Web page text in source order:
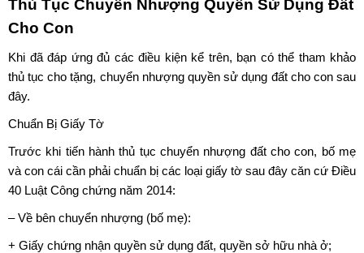
Thủ Tục Chuyển Nhượng Quyền Sử Dụng Đất
Cho Con
Khi đã đáp ứng đủ các điều kiện kể trên, bạn có thể tham khảo
thủ tục cho tặng, chuyển nhượng quyền sử dụng đấtcho con sau
đây.
Chuẩn Bị Giấy Tờ
Trước khi tiến hành thủ tục chuyển nhượng đất cho con, bố mẹ
và con cái cần phải chuẩn bị các loại giấy tờ sau đây căn cứ Điều
40 Luật Công chứng năm 2014:
– Về bên chuyển nhượng (bố mẹ):
+ Giấy chứng nhận quyền sử dụng đất, quyền sở hữu nhà ở;